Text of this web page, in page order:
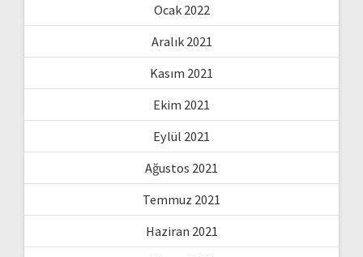
Ocak 2022
Aralık 2021
Kasım 2021
Ekim 2021
Eylül 2021
Ağustos 2021
Temmuz 2021
Haziran 2021